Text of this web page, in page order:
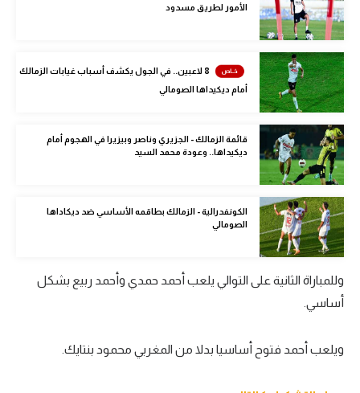
الوطن العربي
في المونديال
رياضة نسائية
أمريكا
ركن الألعاب
أقسام خاصة
تقرير في الجول
الأمور لطريق مسدود
8 لاعبين.. في الجول يكشف أسباب غيابات الزمالك
أمام ديكيداها الصومالي
قائمة الزمالك - الجزيري وناصر وبيزيرا في الهجوم أمام
ديكيداها.. وعودة محمد السيد
الكونفدرالية - الزمالك بطاقمه الأساسي ضد ديكاداها
الصومالي
وللمباراة الثانية على التوالي يلعب أحمد حمدي وأحمد ربيع بشكل
أساسي.
ويلعب أحمد فتوح أساسيا بدلا من المغربي محمود بنتايك.